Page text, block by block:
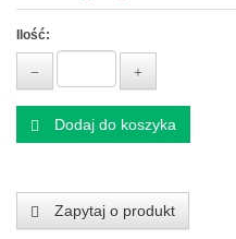
Ilość:
Dodaj do koszyka
Zapytaj o produkt